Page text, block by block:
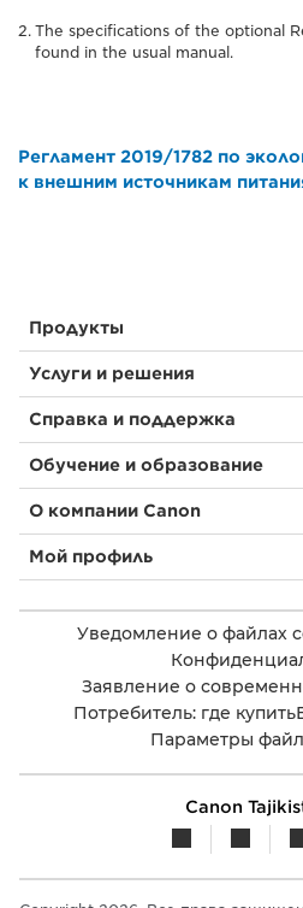
The specifications of the optional
found in the usual manual.
Регламент 2019/1782 по
к внешним источникам
Продукты
Услуги и решения
Справка и поддержка
Обучение и образование
О компании Canon
Мой профиль
Уведомление о файлах
Заявление о
Потребитель: где купить
Параметры
Canon